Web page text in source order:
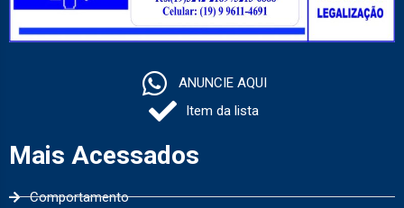
ANUNCIE AQUI
Item da lista
Mais Acessados
Comportamento